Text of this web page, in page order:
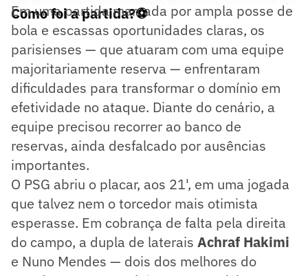
Como foi a partida?⚽
Em uma partida marcada por ampla posse de
bola e escassas oportunidades claras, os
parisienses — que atuaram com uma equipe
majoritariamente reserva — enfrentaram
dificuldades para transformar o domínio em
efetividade no ataque. Diante do cenário, a
equipe precisou recorrer ao banco de
reservas, ainda desfalcado por ausências
importantes.
O PSG abriu o placar, aos 21', em uma jogada
que talvez nem o torcedor mais otimista
esperasse. Em cobrança de falta pela direita
do campo, a dupla de laterais Achraf Hakimi
e Nuno Mendes — dois dos melhores do